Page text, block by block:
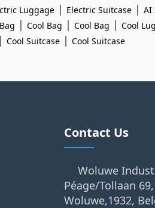
Luggage | Electric Suitcase | AI
| Cool Bag | Cool Bag | Cool
| Cool Suitcase | Cool Suitcase
Contact Us
Woluwe
Péage/Tollaan
Woluwe,1932,